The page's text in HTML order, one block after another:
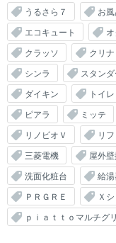
うるさら７
お風
エコキュート
クラッソ
クリ
シンラ
スタン
ダイキン
トイレ
ピアラ
ミッテ
リノビオＶ
リ
三菱電機
屋外
洗面化粧台
給湯
ＰＲＧＲＥ
Ｘ
ｐｉａｔｔｏマルチグ